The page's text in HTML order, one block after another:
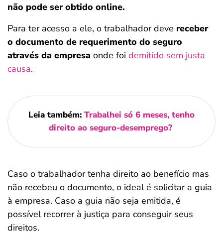
não pode ser obtido online.
Para ter acesso a ele, o trabalhador deve receber
o documento de requerimento do seguro
através da empresa onde foi demitido sem justa
causa.
Leia também: Trabalhei só 6 meses, tenho
direito ao seguro-desemprego?
Caso o trabalhador tenha direito ao benefício mas
não recebeu o documento, o ideal é solicitar a guia
à empresa. Caso a guia não seja emitida, é
possível recorrer à justiça para conseguir seus
direitos.